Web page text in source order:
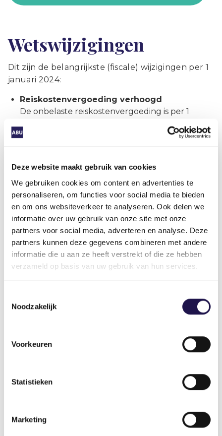
Deze website maakt gebruik van cookies
We gebruiken cookies om content en advertenties te
personaliseren, om functies voor social media te bieden
en om ons websiteverkeer te analyseren. Ook delen we
informatie over uw gebruik van onze site met onze
partners voor social media, adverteren en analyse. Deze
partners kunnen deze gegevens combineren met andere
informatie die u aan ze heeft verstrekt of die ze hebben
verzameld op basis van uw gebruik van hun services.
Noodzakelijk
Voorkeuren
Statistieken
Marketing
Wetswijzigingen
Dit zijn de belangrijkste (fiscale) wijzigingen per 1
januari 2024:
Reiskostenvergoeding verhoogd
De onbelaste reiskostenvergoeding is per 1
kilometer.
Vanaf 2024 is de vrije ruimte in de WKR 1,92%
bedrag van de loonsom boven € 400.000 is de
vrije ruimte in 2024 gelijk gebleven, namelijk
1,18%.
Wettelijk minimumloon
Overgang wettelijk minimummaandloon
Dit betekent dat het uurloon niet meer afgeleid
hoeft te worden van het maandloon. Wel kan
inlener als gevolg hiervan aangepast moet
worden. Dit kan vooral gaan spelen bij cao’s die
met 3,75% verhoogd naar € 13,27 per uur (voor
21 jaar en ouder). Per 1 juli 2024 gaat het